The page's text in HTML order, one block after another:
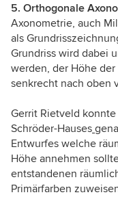
5. Orthogonale
Axonometrie, auch
als
Grundriss wird dabei
werden, der Höhe
senkrecht nach oben
Gerrit Rietveld
Schröder-Hauses
Entwurfes welche
Höhe annehmen
entstandenen
Primärfarben